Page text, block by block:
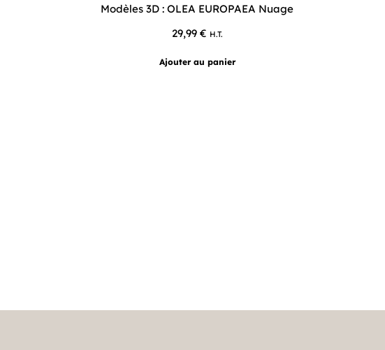
Modèles 3D : OLEA EUROPAEA Nuage
29,99 € H.T.
Ajouter au panier